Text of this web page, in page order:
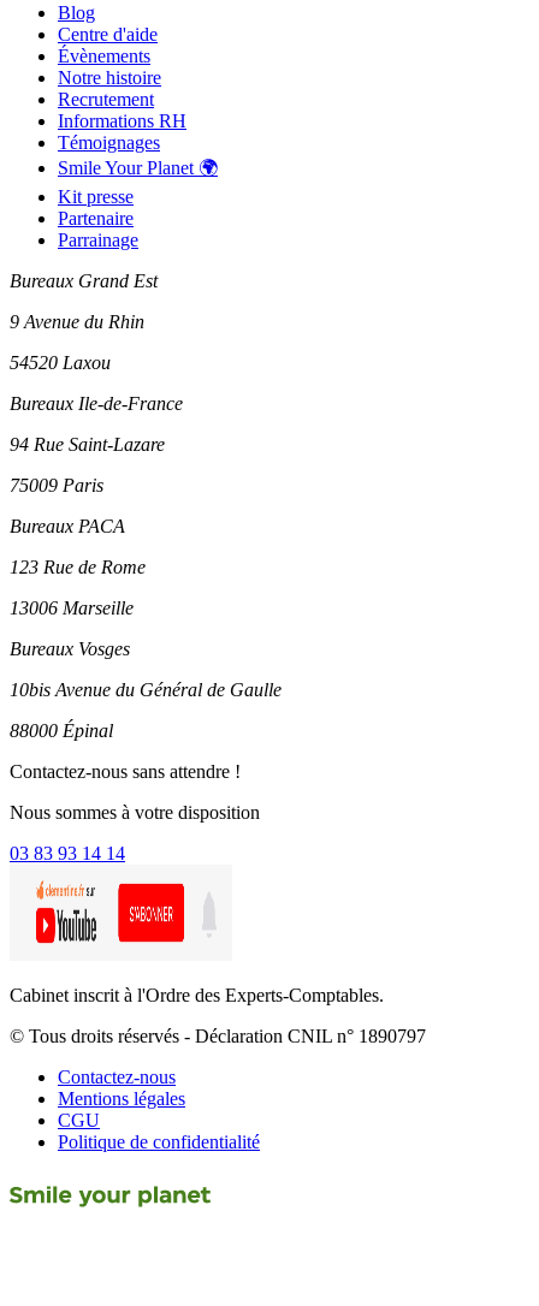
Blog
Centre d'aide
Évènements
Notre histoire
Recrutement
Informations RH
Témoignages
Smile Your Planet 🌍
Kit presse
Partenaire
Parrainage
Bureaux Grand Est
9 Avenue du Rhin
54520 Laxou
Bureaux Ile-de-France
94 Rue Saint-Lazare
75009 Paris
Bureaux PACA
123 Rue de Rome
13006 Marseille
Bureaux Vosges
10bis Avenue du Général de Gaulle
88000 Épinal
Contactez-nous sans attendre !
Nous sommes à votre disposition
03 83 93 14 14
Cabinet inscrit à l'Ordre des Experts-Comptables.
© Tous droits réservés - Déclaration CNIL n° 1890797
Contactez-nous
Mentions légales
CGU
Politique de confidentialité